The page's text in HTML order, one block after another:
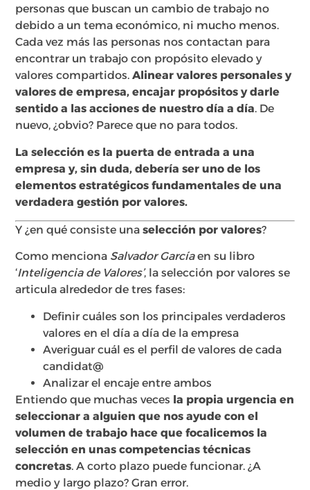
personas que buscan un cambio de trabajo no
debido a un tema económico, ni mucho menos.
Cada vez más las personas nos contactan para
encontrar un trabajo con propósito elevado y
valores compartidos.Alinear valores personales y
valores de empresa, encajar propósitos y darle
sentido a las acciones de nuestro día a día. De
nuevo, ¿obvio? Parece que no para todos.
La selección es la puerta de entrada a una
empresa y, sin duda, debería ser uno de los
elementos estratégicos fundamentales de una
verdadera gestión por valores.
Y ¿en qué consiste unaselección por valores?
Como menciona Salvador Garcíaen su libro
‘Inteligencia de Valores’, la selección por valores se
articula alrededor de tres fases:
Definir cuáles son los principales verdaderos
valores en el día a día de la empresa
Averiguar cuál es el perfil de valores de cada
candidat@
Analizar el encaje entre ambos
Entiendo que muchas veces la propia urgencia en
seleccionar a alguien que nos ayude con el
volumen de trabajo hace que focalicemos la
selección en unas competencias técnicas
concretas. A corto plazo puede funcionar. ¿A
medio y largo plazo? Gran error.